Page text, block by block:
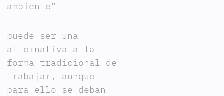
ambiente”
puede ser una
alternativa a la
forma tradicional de
trabajar, aunque
para ello se deban